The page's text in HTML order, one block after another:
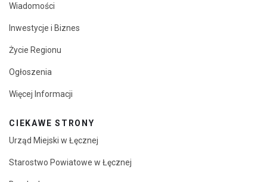
Wiadomości
Inwestycje i Biznes
Życie Regionu
Ogłoszenia
Więcej Informacji
CIEKAWE STRONY
Urząd Miejski w Łęcznej
Starostwo Powiatowe w Łęcznej